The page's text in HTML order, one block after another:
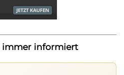
immer informiert